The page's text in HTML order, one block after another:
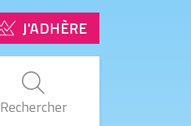
J'ADHÈRE
Rechercher